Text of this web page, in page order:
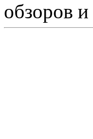
обзоров